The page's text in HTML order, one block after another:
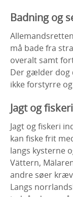
Badning og
må bade fra
overalt samt
Der gælder dog
ikke forstyrre
Jagt og fiskeri
Jagt og fiskeri
kan fiske frit
langs kysterne
Vättern,
andre søer
Langs